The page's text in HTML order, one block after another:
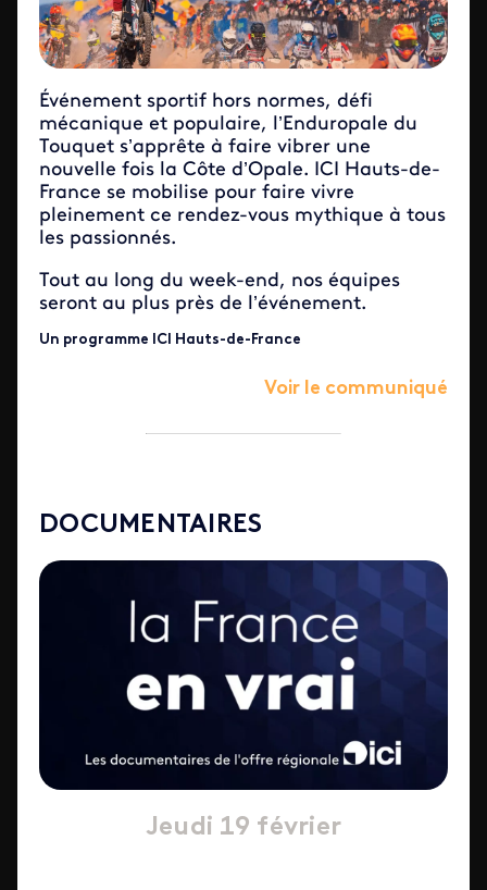
Événement sportif hors normes, défi
mécanique et populaire, l’Enduropale du
Touquet s’apprête à faire vibrer une
nouvelle fois la Côte d’Opale. ICI Hauts-de-
France se mobilise pour faire vivre
pleinement ce rendez-vous mythique à tous
les passionnés.
Tout au long du week-end, nos équipes
seront au plus près de l’événement.
Un programme ICI Hauts-de-France
Voir le communiqué
DOCUMENTAIRES
Jeudi 19 février